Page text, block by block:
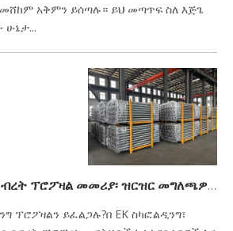
አቅምን ይሰጣሉ። ይህ መጣጥፍ ስለ እጅጌ
እ.ኤ.አ. የ2026 የአረብ ብረት ፕሮፖዛል መመሪያ፡ ዝርዝር መግለጫዎች፣ ደረጃዎች እና የገጽታ ህክምናዎች
ፕሮፖዛልን ይፈልጋሉ?በ EK ስካፎልዲንግ፣